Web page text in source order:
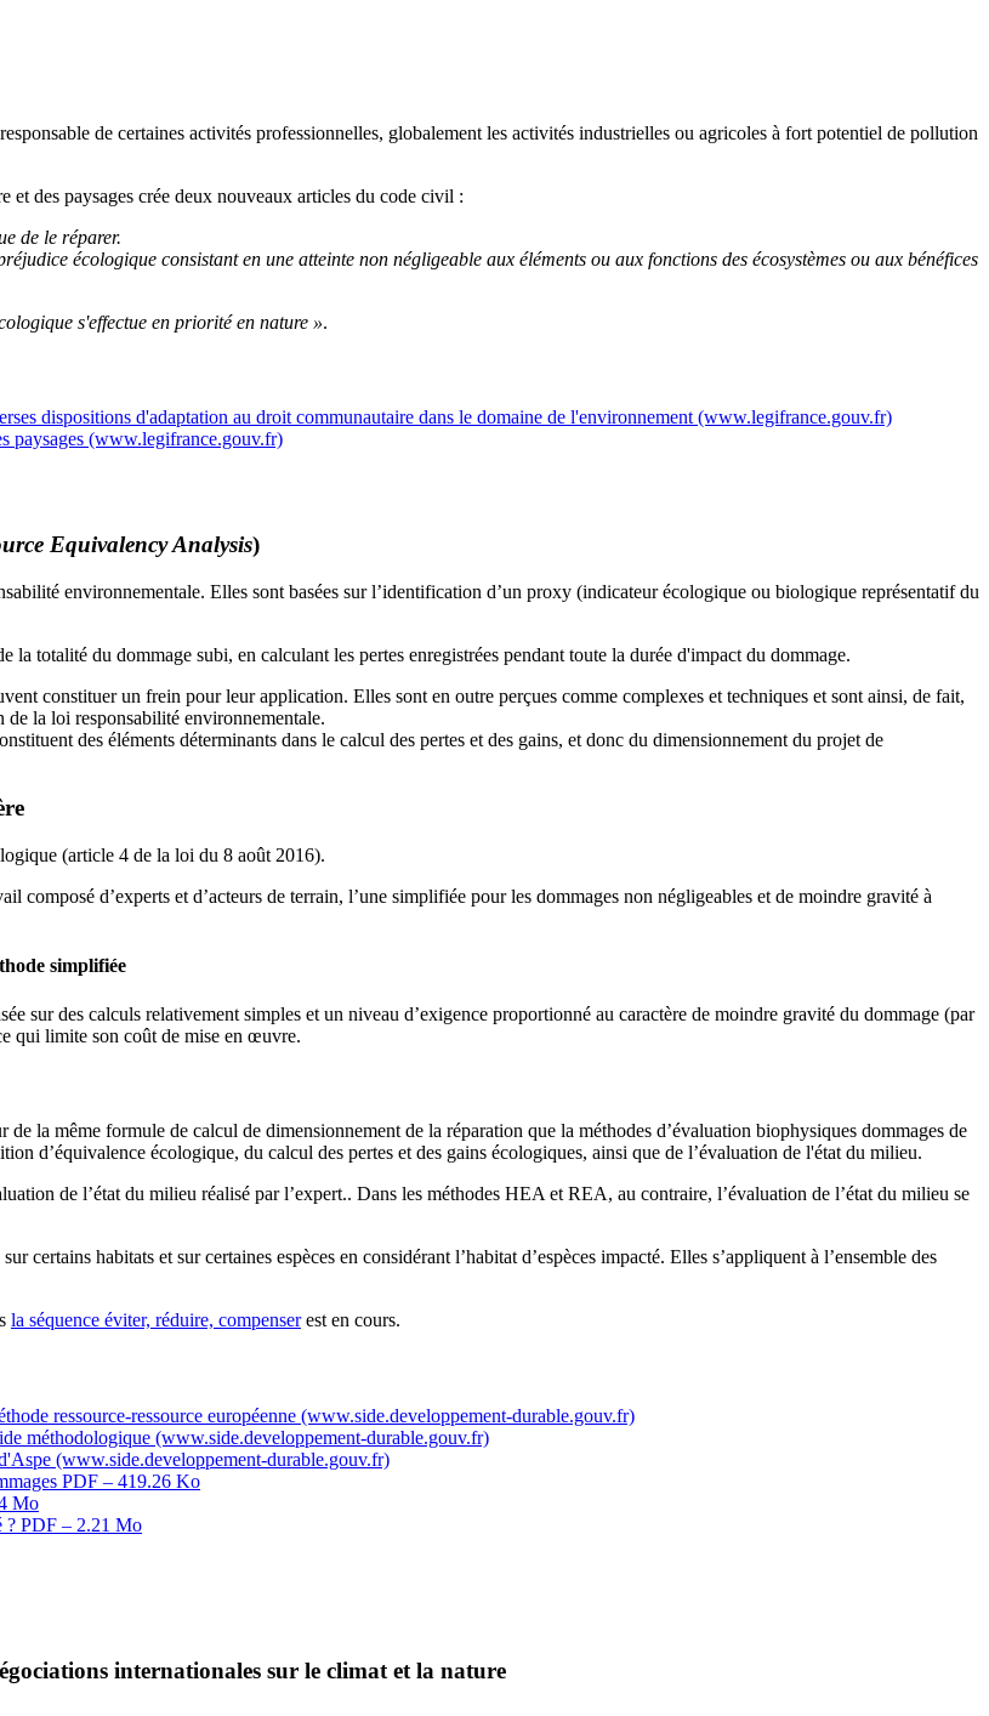
de certaines activités professionnelles, globalement les activités industrielles ou agricoles à fort potentiel de pollution
des paysages crée deux nouveaux articles du code civil :
de le réparer.
écologique consistant en une atteinte non négligeable aux éléments ou aux fonctions des écosystèmes ou aux bénéfices
s'effectue en priorité en nature ».
dispositions d'adaptation au droit communautaire dans le domaine de l'environnement (www.legifrance.gouv.fr)
paysages (www.legifrance.gouv.fr)
Equivalency Analysis)
environnementale. Elles sont basées sur l’identification d’un proxy (indicateur écologique ou biologique représentatif du
totalité du dommage subi, en calculant les pertes enregistrées pendant toute la durée d'impact du dommage.
constituer un frein pour leur application. Elles sont en outre perçues comme complexes et techniques et sont ainsi, de fait,
de la loi responsabilité environnementale.
des éléments déterminants dans le calcul des pertes et des gains, et donc du dimensionnement du projet de
(article 4 de la loi du 8 août 2016).
composé d’experts et d’acteurs de terrain, l’une simplifiée pour les dommages non négligeables et de moindre gravité à
simplifiée
sur des calculs relativement simples et un niveau d’exigence proportionné au caractère de moindre gravité du dommage (par
qui limite son coût de mise en œuvre.
la même formule de calcul de dimensionnement de la réparation que la méthodes d’évaluation biophysiques dommages de
d’équivalence écologique, du calcul des pertes et des gains écologiques, ainsi que de l’évaluation de l'état du milieu.
de l’état du milieu réalisé par l’expert.. Dans les méthodes HEA et REA, au contraire, l’évaluation de l’état du milieu se
certains habitats et sur certaines espèces en considérant l’habitat d’espèces impacté. Elles s’appliquent à l’ensemble des
la séquence éviter, réduire, compenserest en cours.
ressource-ressource européenne (www.side.developpement-durable.gouv.fr)
méthodologique (www.side.developpement-durable.gouv.fr)
(www.side.developpement-durable.gouv.fr)
PDF – 419.26 Ko
Mo
? PDF – 2.21 Mo
internationales sur le climat et la nature